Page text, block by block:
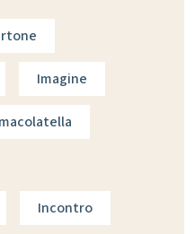
Imagine
Incontro